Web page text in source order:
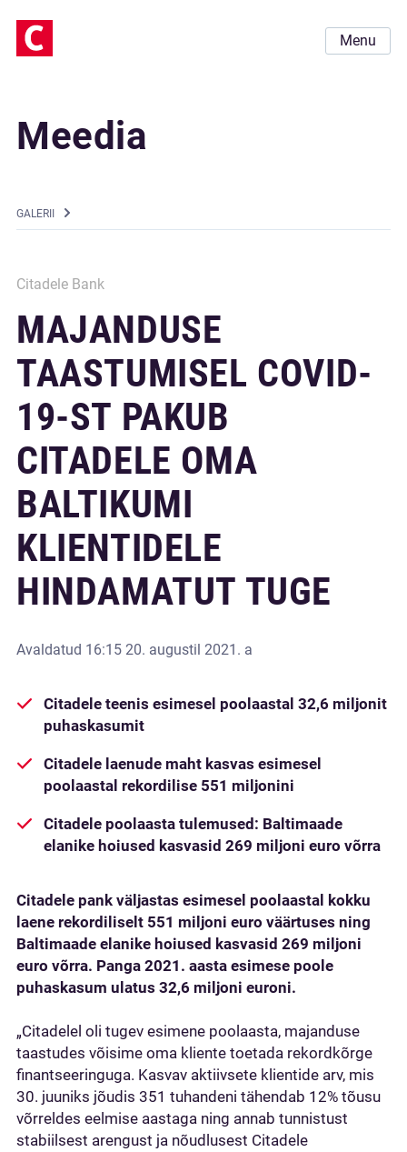
Menu
Meedia
GALERII
Citadele Bank
MAJANDUSE
TAASTUMISEL COVID-
19-ST PAKUB
CITADELE OMA
BALTIKUMI
KLIENTIDELE
HINDAMATUT TUGE
Avaldatud 16:15 20. augustil 2021. a
Citadele teenis esimesel poolaastal 32,6 miljonit
puhaskasumit
Citadele laenude maht kasvas esimesel
poolaastal rekordilise 551 miljonini
Citadele poolaasta tulemused: Baltimaade
elanike hoiused kasvasid 269 miljoni euro võrra
Citadele pank väljastas esimesel poolaastal kokku
laene rekordiliselt 551 miljoni euro väärtuses ning
Baltimaade elanike hoiused kasvasid 269 miljoni
euro võrra. Panga 2021. aasta esimese poole
puhaskasum ulatus 32,6 miljoni euroni.
„Citadelel oli tugev esimene poolaasta, majanduse
taastudes võisime oma kliente toetada rekordkõrge
finantseeringuga. Kasvav aktiivsete klientide arv, mis
30. juuniks jõudis 351 tuhandeni tähendab 12% tõusu
võrreldes eelmise aastaga ning annab tunnistust
stabiilsest arengust ja nõudlusest Citadele